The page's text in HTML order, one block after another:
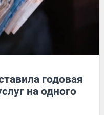
годовая
на одного